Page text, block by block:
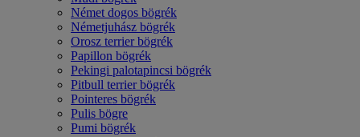
Német dogos bögrék
Németjuhász bögrék
Orosz terrier bögrék
Papillon bögrék
Pekingi palotapincsi bögrék
Pitbull terrier bögrék
Pointeres bögrék
Pulis bögre
Pumi bögrék